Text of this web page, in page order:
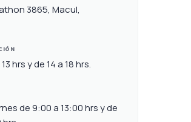
3865, Macul,
hrs y de 14 a 18 hrs.
de 9:00 a 13:00 hrs y de